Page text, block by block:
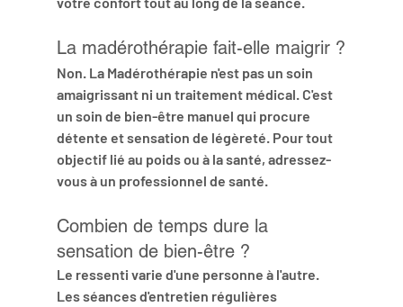
La madérothérapie fait-elle maigrir ?
Non. La Madérothérapie n'est pas un soin
amaigrissant ni un traitement médical. C'est
un soin de bien-être manuel qui procure
détente et sensation de légèreté. Pour tout
objectif lié au poids ou à la santé, adressez-
vous à un professionnel de santé.
Combien de temps dure la
sensation de bien-être ?
Le ressenti varie d'une personne à l'autre.
Les séances d'entretien régulières